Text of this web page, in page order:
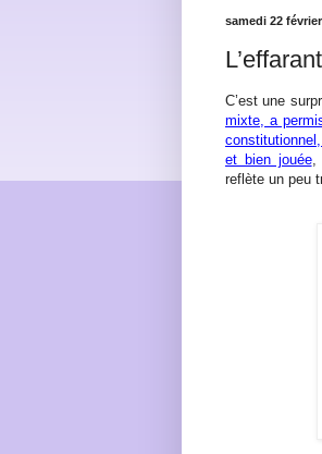
samedi 22
C’est une
mixte, a
et bien jouée,
reflète un peu